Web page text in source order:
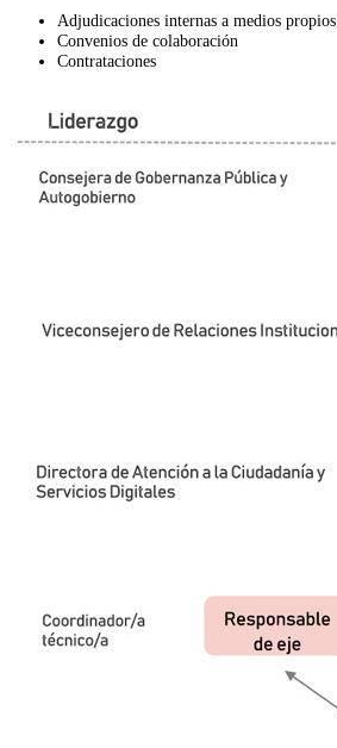
Adjudicaciones internas a medios propios
Convenios de colaboración
Contrataciones